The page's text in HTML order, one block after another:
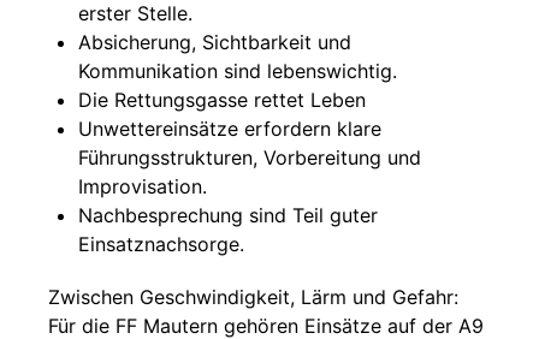
erster Stelle.
Absicherung, Sichtbarkeit und
Kommunikation sind lebenswichtig.
Die Rettungsgasse rettet Leben
Unwettereinsätze erfordern klare
Führungsstrukturen, Vorbereitung und
Improvisation.
Nachbesprechung sind Teil guter
Einsatznachsorge.
Zwischen Geschwindigkeit, Lärm und Gefahr:
Für die FF Mautern gehören Einsätze auf der A9